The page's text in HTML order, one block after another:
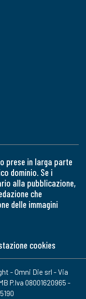
prese in larga parte
dominio. Se i
alla pubblicazione,
che
delle immagini
cookies
- Omni Die srl - Via
P.Iva 08001620965 -